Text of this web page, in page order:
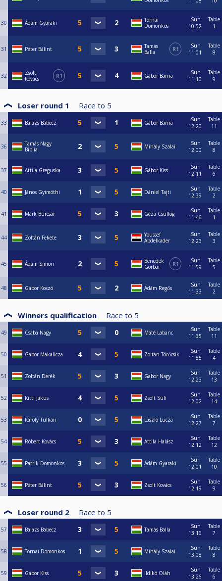
30 Ádám Gyaraki
Tornai
Domonkos
Sun
10:52
Table
1
31 Péter Bálint
Tamás
Balla
R1
Sun
11:01
Table
8
32
Zsolt
Kovács
R1 Gábor Barna
Sun
11:10
Table
9
Loser round 1 Race to 5
33 Balázs Babecz Gábor Barna
Sun
12:20
Table
11
36
Tamás Nagy
Biblia
Mihály Szalai
Sun
12:00
Table
8
37 Attila Greguska Gábor Kiss
Sun
12:11
Table
6
40 János Gyimóthi Dániel Tajti
Sun
12:39
Table
2
41 Márk Burcsár Géza Csüllög
Sun
11:46
Table
1
44 Zoltán Fekete
Youssef
Abdelkader
Sun
12:23
Table
3
45 Ádám Simon
Benedek
Gorbai
R1
Sun
11:59
Table
5
48 Gábor Koszó Ádám Regős
Sun
11:33
Table
2
Winners qualification Race to 5
49 Csaba Nagy Máté Labanc
Sun
11:35
Table
11
50 Gábor Makalicza Zoltán Törőcsik
Sun
11:55
Table
4
51 Zoltán Derék Gabor Nagy
Sun
12:23
Table
13
52 Kitti Jakus Zsolt Süli
Sun
12:02
Table
14
53 Károly Tulkán Laszlo Lucza
Sun
12:27
Table
7
54 Róbert Kovács Attila Halász
Sun
12:12
Table
12
55 Patrik Domonkos Ádám Gyaraki
Sun
12:01
Table
10
56 Péter Bálint Zsolt Kovács
Sun
12:19
Table
9
Loser round 2 Race to 5
57 Balázs Babecz Tamás Balla
Sun
13:16
Table
7
58 Tornai Domonkos Mihály Szalai
Sun
13:08
Table
8
59 Gábor Kiss Ildikó Oláh
Sun
13:26
Table
6